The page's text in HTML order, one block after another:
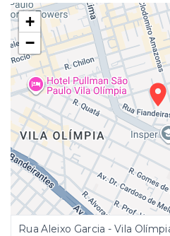
+
−
Rua Aleixo Garcia - Vila